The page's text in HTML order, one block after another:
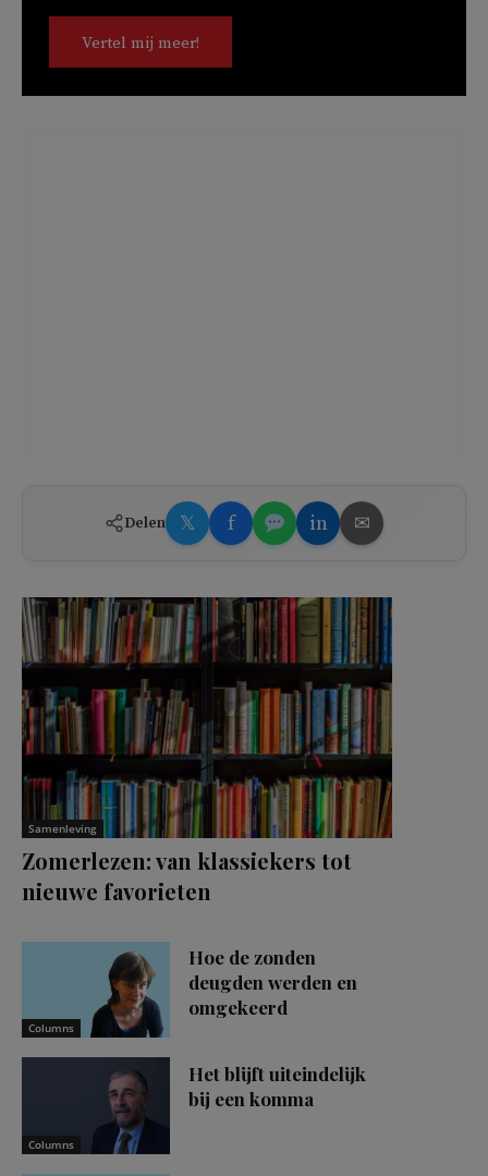
Vertel mij meer!
Delen 𝕏 f in ✉
Samenleving
Zomerlezen: van klassiekers tot
nieuwe favorieten
Columns
Hoe de zonden
deugden werden en
omgekeerd
Columns
Het blijft uiteindelijk
bij een komma